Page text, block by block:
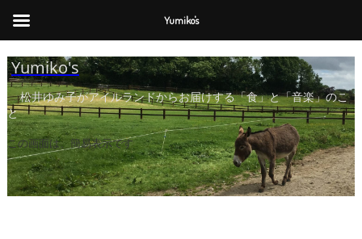
Yumiko's
松井ゆみ子がアイルランドからお届けする「食」と「音楽」のこ
と
この画面は、簡易表示です
Yumiko's
Yumiko's